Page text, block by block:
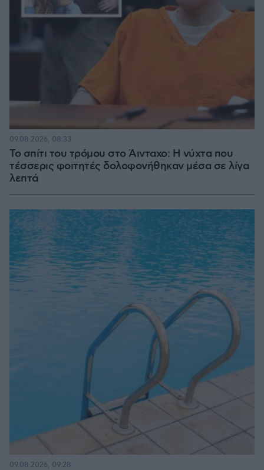
Το σπίτι του τρόμου στο Άινταχο: Η νύχτα που
τέσσερις φοιτητές δολοφονήθηκαν μέσα σε λίγα
λεπτά
09.08.2026, 08:33
09.08.2026, 09:28